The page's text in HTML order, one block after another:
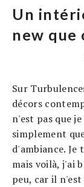
Un
new que
Sur
décors
n'est pas que
simplement
d'ambiance. Je
mais voilà, j'ai
peu, car il